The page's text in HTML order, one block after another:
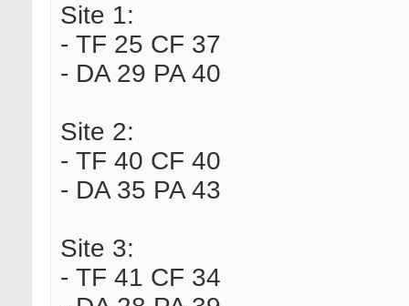
Site 1:
- TF 25 CF 37
- DA 29 PA 40
Site 2:
- TF 40 CF 40
- DA 35 PA 43
Site 3:
- TF 41 CF 34